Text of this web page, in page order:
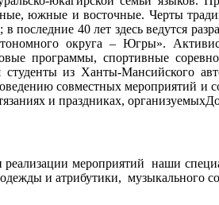
южные и восточные. Черты
40 лет здесь ведутся
округа – Югры».
программы, спортивные
из Ханты-Мансийского
совместных мероприятий и
и праздниках,
мероприятий наши
и атрибутики, музыкального